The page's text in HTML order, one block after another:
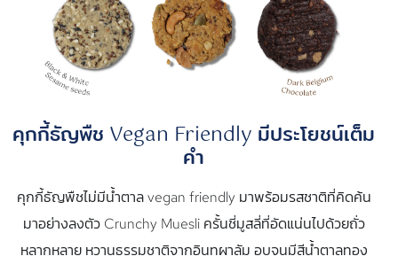
คุกกี้ธัญพืช Vegan Friendly มีประโยชน์เต็ม
คำ
คุกกี้ธัญพืชไม่มีน้ำตาล vegan friendly มาพร้อมรสชาติที่คิดค้น
มาอย่างลงตัว Crunchy Muesli ครั้นชี่มูสลี่ที่อัดแน่นไปด้วยถั่ว
หลากหลาย หวานธรรมชาติจากอินทผาลัม อบจนมีสีน้ำตาลทอง